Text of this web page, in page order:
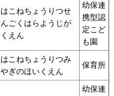
はこねちょうりつせ
んごくはらようじが
くえん
幼保連
携型認
定こど
も園
はこねちょうりつみ
やぎのほいくえん
保育所
幼保連